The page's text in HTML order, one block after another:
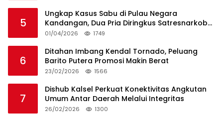
5
Ungkap Kasus Sabu di Pulau Negara
Kandangan, Dua Pria Diringkus Satresnarkoba
HSS
01/04/2026 1749
6
Ditahan Imbang Kendal Tornado, Peluang
Barito Putera Promosi Makin Berat
23/02/2026 1566
7
Dishub Kalsel Perkuat Konektivitas Angkutan
Umum Antar Daerah Melalui Integritas
26/02/2026 1300